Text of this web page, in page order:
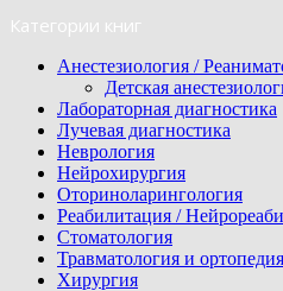
Категории книг
Анестезиология /
Детская
Лабораторная диагностика
Лучевая диагностика
Неврология
Нейрохирургия
Оториноларингология
Реабилитация /
Стоматология
Травматология и ортопедия
Хирургия